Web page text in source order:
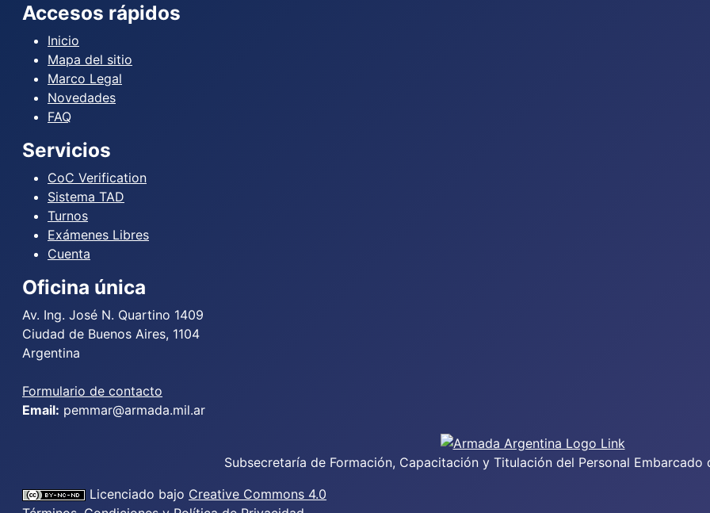
Accesos rápidos
Inicio
Mapa del sitio
Marco Legal
Novedades
FAQ
Servicios
CoC Verification
Sistema TAD
Turnos
Exámenes Libres
Cuenta
Oficina única
Av. Ing. José N. Quartino 1409
Ciudad de Buenos Aires, 1104
Argentina
Formulario de contacto
Email: pemmar@armada.mil.ar
Subsecretaría de Formación, Capacitación y Titulación del Personal Embarcado
Licenciado bajo Creative Commons 4.0